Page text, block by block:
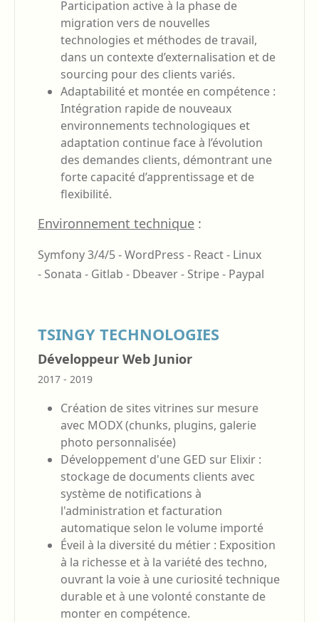
Participation active à la phase de
migration vers de nouvelles
technologies et méthodes de travail,
dans un contexte d’externalisation et de
sourcing pour des clients variés.
Adaptabilité et montée en compétence :
Intégration rapide de nouveaux
environnements technologiques et
adaptation continue face à l’évolution
des demandes clients, démontrant une
forte capacité d’apprentissage et de
flexibilité.
Environnement technique :
Symfony 3/4/5 -WordPress - React - Linux
- Sonata - Gitlab - Dbeaver - Stripe - Paypal
TSINGY TECHNOLOGIES
Développeur Web Junior
2017 - 2019
Création de sites vitrines sur mesure
avec MODX (chunks, plugins, galerie
photo personnalisée)
Développement d'une GED sur Elixir :
stockage de documents clients avec
système de notifications à
l'administration et facturation
automatique selon le volume importé
Éveil à la diversité du métier : Exposition
à la richesse et à la variété des techno,
ouvrant la voie à une curiosité technique
durable et à une volonté constante de
monter en compétence.